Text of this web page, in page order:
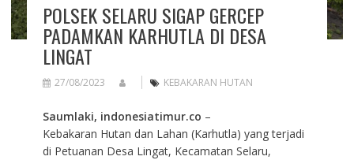
POLSEK SELARU SIGAP GERCEP
PADAMKAN KARHUTLA DI DESA
LINGAT
27/08/2023 KEBAKARAN HUTAN
Saumlaki, indonesiatimur.co –
Kebakaran Hutan dan Lahan (Karhutla) yang terjadi
di Petuanan Desa Lingat, Kecamatan Selaru,